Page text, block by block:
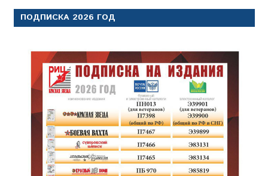
ПОДПИСКА 2026 ГОД